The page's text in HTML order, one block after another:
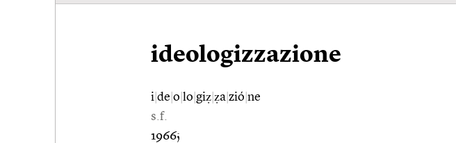
ideologizzazione
i de o lo giẓ ẓa zió ne
s.f.
1966;